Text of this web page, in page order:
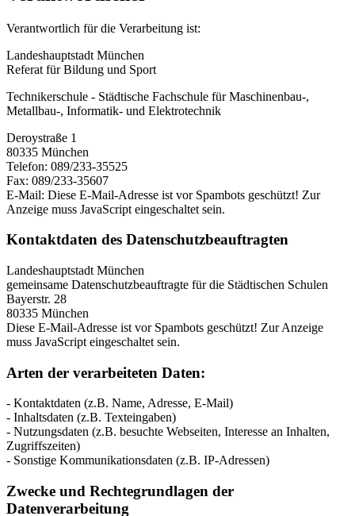
Verantwortlich für die Verarbeitung ist:
Landeshauptstadt München
Referat für Bildung und Sport
Technikerschule - Städtische Fachschule für Maschinenbau-,
Metallbau-, Informatik- und Elektrotechnik
Deroystraße 1
80335 München
Telefon: 089/233-35525
Fax: 089/233-35607
E-Mail: Diese E-Mail-Adresse ist vor Spambots geschützt! Zur
Anzeige muss JavaScript eingeschaltet sein.
Kontaktdaten des Datenschutzbeauftragten
Landeshauptstadt München
gemeinsame Datenschutzbeauftragte für die Städtischen Schulen
Bayerstr. 28
80335 München
Diese E-Mail-Adresse ist vor Spambots geschützt! Zur Anzeige
muss JavaScript eingeschaltet sein.
Arten der verarbeiteten Daten:
- Kontaktdaten (z.B. Name, Adresse, E-Mail)
- Inhaltsdaten (z.B. Texteingaben)
- Nutzungsdaten (z.B. besuchte Webseiten, Interesse an Inhalten,
Zugriffszeiten)
- Sonstige Kommunikationsdaten (z.B. IP-Adressen)
Zwecke und Rechtegrundlagen der
Datenverarbeitung